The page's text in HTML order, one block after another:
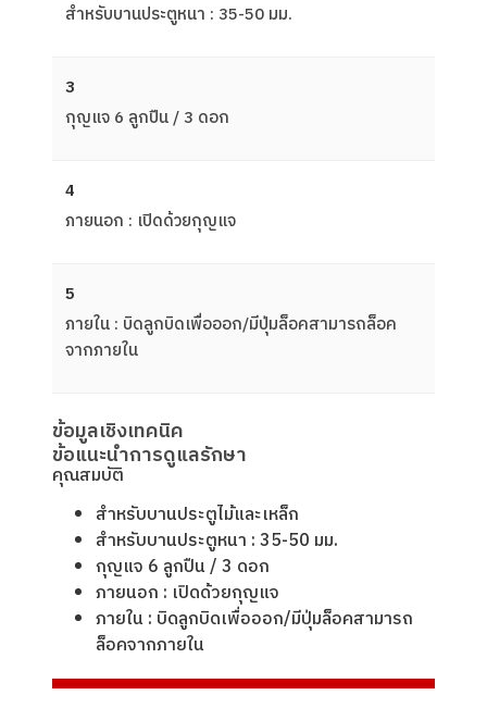
สำหรับบานประตูหนา : 35-50 มม.
3
กุญแจ 6 ลูกปืน / 3 ดอก
4
ภายนอก : เปิดด้วยกุญแจ
5
ภายใน : บิดลูกบิดเพื่อออก/มีปุ่มล็อคสามารถล็อค
จากภายใน
ข้อมูลเชิงเทคนิค
ข้อแนะนำการดูแลรักษา
คุณสมบัติ
สำหรับบานประตูไม้และเหล็ก
สำหรับบานประตูหนา : 35-50 มม.
กุญแจ 6 ลูกปืน / 3 ดอก
ภายนอก : เปิดด้วยกุญแจ
ภายใน : บิดลูกบิดเพื่อออก/มีปุ่มล็อคสามารถ
ล็อคจากภายใน